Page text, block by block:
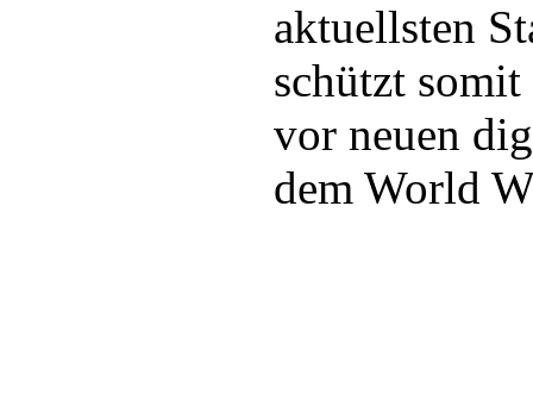
aktuellsten
schützt somit
vor neuen
dem World